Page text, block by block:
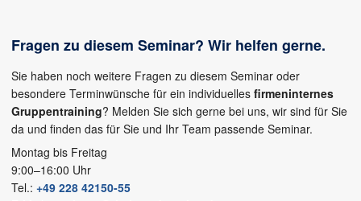
Fragen zu diesem Seminar? Wir helfen gerne.
Sie haben noch weitere Fragen zu diesem Seminar oder
besondere Terminwünsche für ein individuelles firmeninternes
Gruppentraining? Melden Sie sich gerne bei uns, wir sind für Sie
da und finden das für Sie und Ihr Team passende Seminar.
Montag bis Freitag
9:00–16:00 Uhr
Tel.: +49 228 42150-55